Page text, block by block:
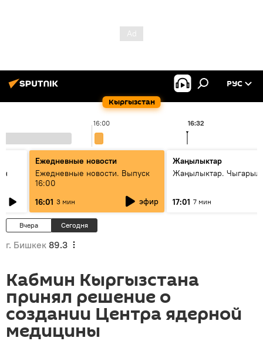
Кыргызстан
РУС
16:00 16:32
Ежедневные новости
Ежедневные новости. Выпуск
16:00
16:01 3 мин эфир
Жаңылыктар
Жаңылыктар.
17:01 7 мин
Вчера Сегодня
г. Бишкек 89.3
Кабмин Кыргызстана
принял решение о
создании Центра ядерной
медицины